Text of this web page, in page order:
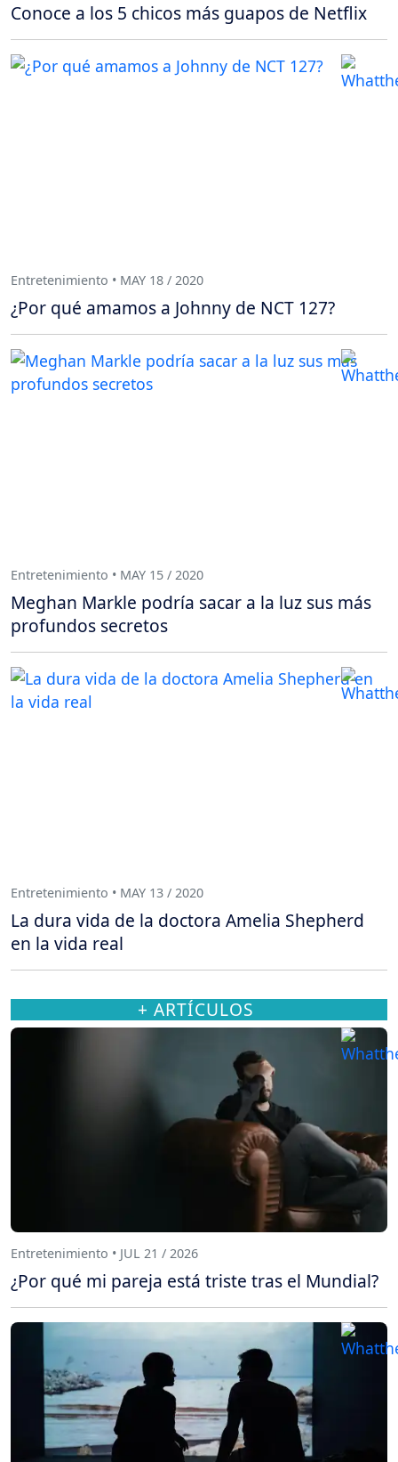
Conoce a los 5 chicos más guapos de Netflix
Entretenimiento • MAY 18 / 2020
¿Por qué amamos a Johnny de NCT 127?
Entretenimiento • MAY 15 / 2020
Meghan Markle podría sacar a la luz sus más
profundos secretos
Entretenimiento • MAY 13 / 2020
La dura vida de la doctora Amelia Shepherd
en la vida real
+ ARTÍCULOS
Entretenimiento • JUL 21 / 2026
¿Por qué mi pareja está triste tras el Mundial?